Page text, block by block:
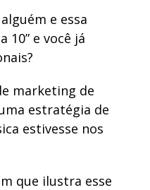
e essa
e você já
marketing de
estratégia de
estivesse nos
que ilustra esse